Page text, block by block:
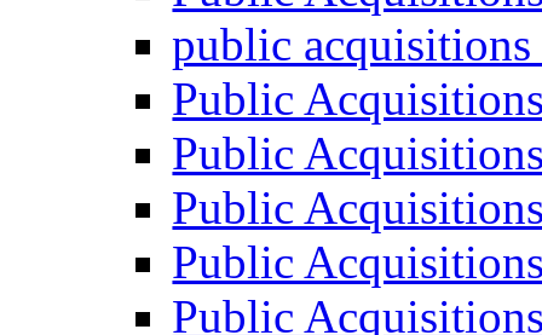
public
Public
Public
Public
Public
Public